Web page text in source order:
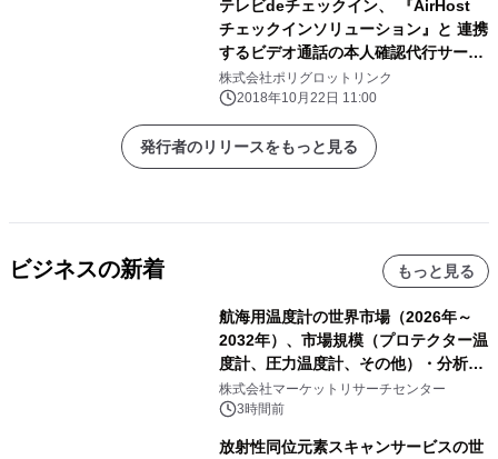
テレビdeチェックイン、 『AirHost
チェックインソリューション』と 連携
するビデオ通話の本人確認代行サービ
スを提供開始
株式会社ポリグロットリンク
2018年10月22日 11:00
発行者のリリースをもっと見る
ビジネスの新着 もっと見る
航海用温度計の世界市場（2026年～
2032年）、市場規模（プロテクター温
度計、圧力温度計、その他）・分析レ
ポートを発表
株式会社マーケットリサーチセンター
3時間前
放射性同位元素スキャンサービスの世